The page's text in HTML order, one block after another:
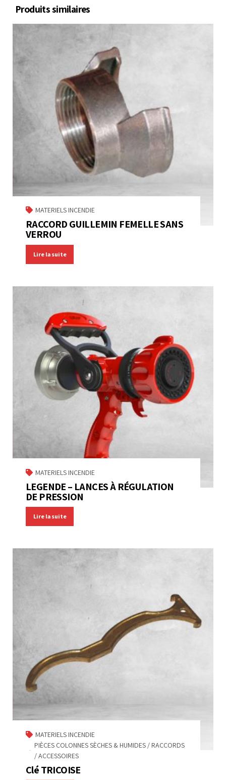
Produits similaires
MATERIELS INCENDIE
RACCORD GUILLEMIN FEMELLE SANS
VERROU
Lire la suite
MATERIELS INCENDIE
LEGENDE – LANCES À RÉGULATION
DE PRESSION
Lire la suite
MATERIELS INCENDIE
PIÈCES COLONNES SÈCHES & HUMIDES / RACCORDS
/ ACCESSOIRES
Clé TRICOISE